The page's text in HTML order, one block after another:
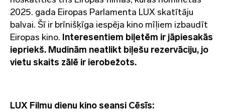
2025. gada Eiropas Parlamenta LUX skatītāju
balvai. Šī ir brīnišķīga iespēja kino mīļiem izbaudīt
Eiropas kino. Interesentiem biļetēm ir jāpiesakās
iepriekš. Mudinām neatlikt biļešu rezervāciju, jo
vietu skaits zālē ir ierobežots.
LUX Filmu dienu kino seansi Cēsīs: